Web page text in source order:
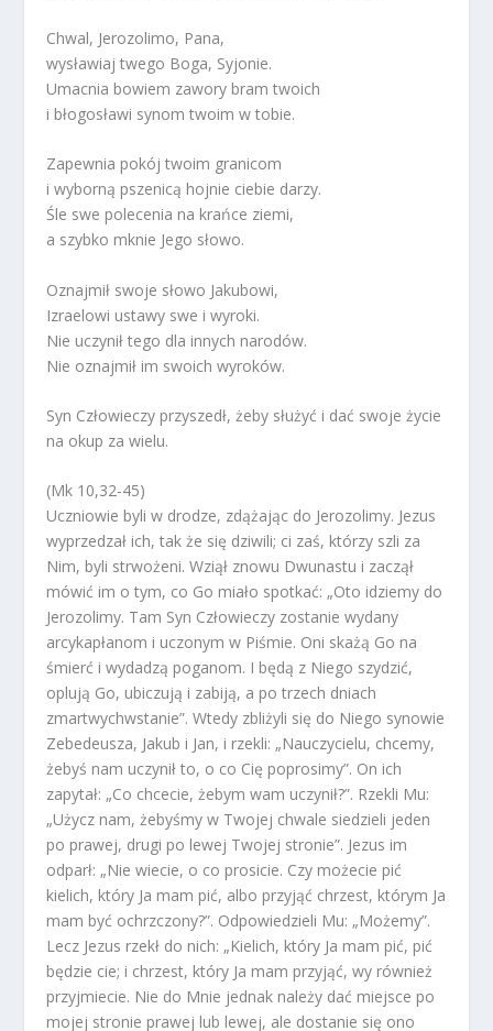
Chwal, Jerozolimo, Pana,
wysławiaj twego Boga, Syjonie.
Umacnia bowiem zawory bram twoich
i błogosławi synom twoim w tobie.
Zapewnia pokój twoim granicom
i wyborną pszenicą hojnie ciebie darzy.
Śle swe polecenia na krańce ziemi,
a szybko mknie Jego słowo.
Oznajmił swoje słowo Jakubowi,
Izraelowi ustawy swe i wyroki.
Nie uczynił tego dla innych narodów.
Nie oznajmił im swoich wyroków.
Syn Człowieczy przyszedł, żeby służyć i dać swoje życie
na okup za wielu.
(Mk 10,32-45)
Uczniowie byli w drodze, zdążając do Jerozolimy. Jezus
wyprzedzał ich, tak że się dziwili; ci zaś, którzy szli za
Nim, byli strwożeni. Wziął znowu Dwunastu i zaczął
mówić im o tym, co Go miało spotkać: „Oto idziemy do
Jerozolimy. Tam Syn Człowieczy zostanie wydany
arcykapłanom i uczonym w Piśmie. Oni skażą Go na
śmierć i wydadzą poganom. I będą z Niego szydzić,
oplują Go, ubiczują i zabiją, a po trzech dniach
zmartwychwstanie”. Wtedy zbliżyli się do Niego synowie
Zebedeusza, Jakub i Jan, i rzekli: „Nauczycielu, chcemy,
żebyś nam uczynił to, o co Cię poprosimy”. On ich
zapytał: „Co chcecie, żebym wam uczynił?”. Rzekli Mu:
„Użycz nam, żebyśmy w Twojej chwale siedzieli jeden
po prawej, drugi po lewej Twojej stronie”. Jezus im
odparł: „Nie wiecie, o co prosicie. Czy możecie pić
kielich, który Ja mam pić, albo przyjąć chrzest, którym Ja
mam być ochrzczony?”. Odpowiedzieli Mu: „Możemy”.
Lecz Jezus rzekł do nich: „Kielich, który Ja mam pić, pić
będzie cie; i chrzest, który Ja mam przyjąć, wy również
przyjmiecie. Nie do Mnie jednak należy dać miejsce po
mojej stronie prawej lub lewej, ale dostanie się ono